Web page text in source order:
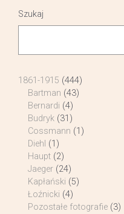
Szukaj
1861-1915 (444)
Bartman (43)
Bernardi (4)
Budryk (31)
Cossmann (1)
Diehl (1)
Haupt (2)
Jaeger (24)
Kapłański (5)
Łoźnicki (4)
Pozostałe fotografie (3)